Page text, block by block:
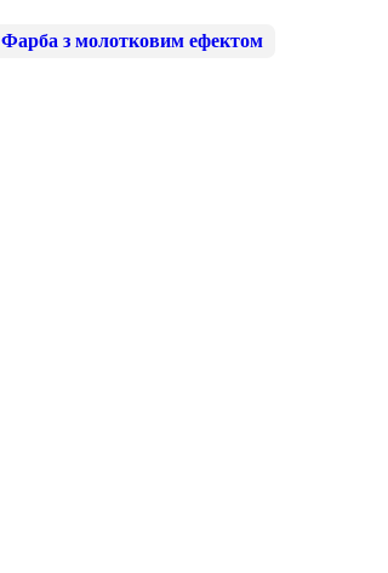
Фарба з молотковим ефектом